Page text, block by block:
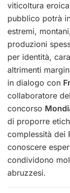
viticoltura
pubblico potrà
estremi,
produzioni
per identità,
altrimenti
in dialogo con
collaboratore
concorso
di proporre
complessità dei
conoscere
condividono
abruzzesi.